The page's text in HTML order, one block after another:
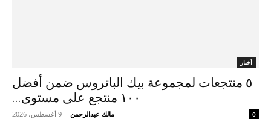
أخبار
٥ منتجعات لمجموعة بيك الباتروس ضمن أفضل
١٠٠ منتجع على مستوى...
مالك عبدالرحمن - 9 أغسطس، 2026 0